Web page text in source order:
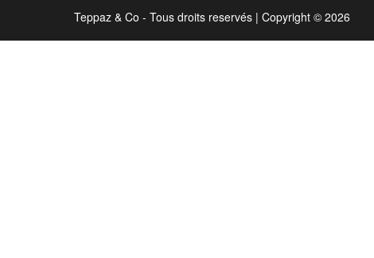
Teppaz & Co - Tous droits reservés | Copyright © 2026